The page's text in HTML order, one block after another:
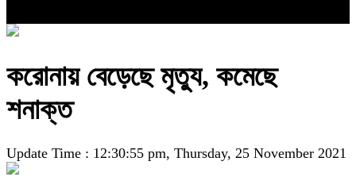
করোনায় বেড়েছে মৃত্যু, কমেছে
শনাক্ত
Update Time : 12:30:55 pm, Thursday, 25 November 2021